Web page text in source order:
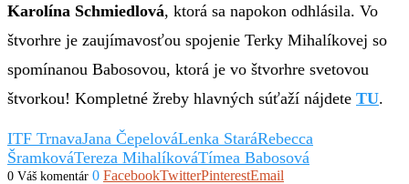
Karolína Schmiedlová, ktorá sa napokon odhlásila. Vo
štvorhre je zaujímavosťou spojenie Terky Mihalíkovej so
spomínanou Babosovou, ktorá je vo štvorhre svetovou
štvorkou! Kompletné žreby hlavných súťaží nájdete TU.
ITF TrnavaJana ČepelováLenka StaráRebecca
ŠramkováTereza MihalíkováTímea Babosová
0 Váš komentár 0 FacebookTwitterPinterestEmail